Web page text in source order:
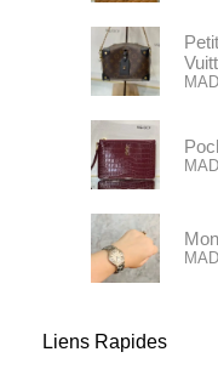
MAD
MAD
MAD
Liens Rapides